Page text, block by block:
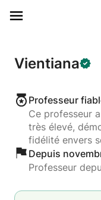
Vientiana
Professeur
Ce professeur
très élevé,
fidélité envers
Depuis
Professeur